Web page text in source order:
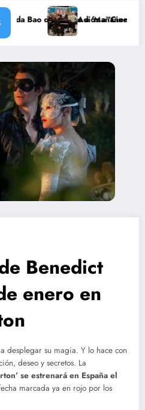
salto a ‘Mañaneros 360’
Adiós a ‘Cine de barrio’ de La
Benedict
enero en
desplegar su magia. Y lo hace con
deseo y secretos. La
se estrenará en España el
marcada ya en rojo por los